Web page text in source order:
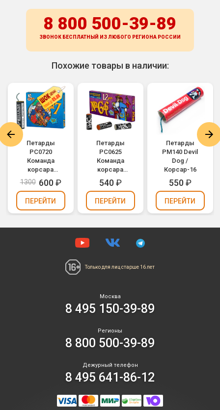
8 800 500-39-89
ЗВОНОК БЕСПЛАТНЫЙ ИЗ ЛЮБОГО РЕГИОНА РОССИИ
Похожие товары в наличии:
Петарды
РС0720
Команда
корсара
Моргана 7ф /
Корсар-7
фитильный
1300 600₽
ПЕРЕЙТИ
Петарды
РС0625
Команда
корсара
Моргана 6ф /
Корсар-6
фитильный
540₽
ПЕРЕЙТИ
Петарды
PM140 Devil
Dog /
Корсар-16
550₽
ПЕРЕЙТИ
Только для лиц старше 16 лет
Москва
8 495 150-39-89
Регионы
8 800 500-39-89
Дежурный телефон
8 495 641-86-12